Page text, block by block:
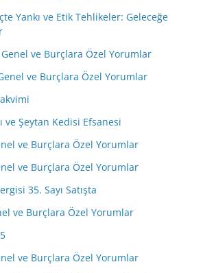
Yankı ve Etik Tehlikeler: Geleceğe
Genel ve Burçlara Özel Yorumlar
ve Burçlara Özel Yorumlar
ve Şeytan Kedisi Efsanesi
ve Burçlara Özel Yorumlar
ve Burçlara Özel Yorumlar
35. Sayı Satışta
ve Burçlara Özel Yorumlar
ve Burçlara Özel Yorumlar